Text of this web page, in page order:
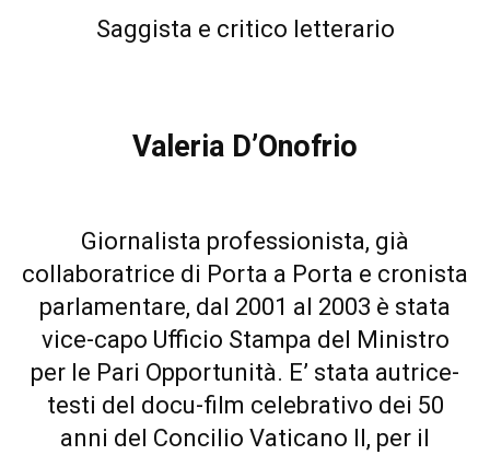
Saggista e critico letterario
Valeria D’Onofrio
Giornalista professionista, già
collaboratrice di Porta a Porta e cronista
parlamentare, dal 2001 al 2003 è stata
vice-capo Ufficio Stampa del Ministro
per le Pari Opportunità. E’ stata autrice-
testi del docu-film celebrativo dei 50
anni del Concilio Vaticano II, per il